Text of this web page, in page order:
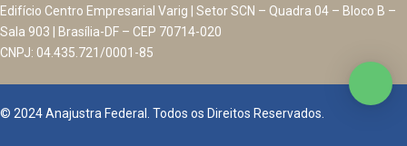
Edifício Centro Empresarial Varig | Setor SCN – Quadra 04 – Bloco B –
Sala 903 | Brasília-DF – CEP 70714-020
CNPJ: 04.435.721/0001-85
© 2024 Anajustra Federal. Todos os Direitos Reservados.